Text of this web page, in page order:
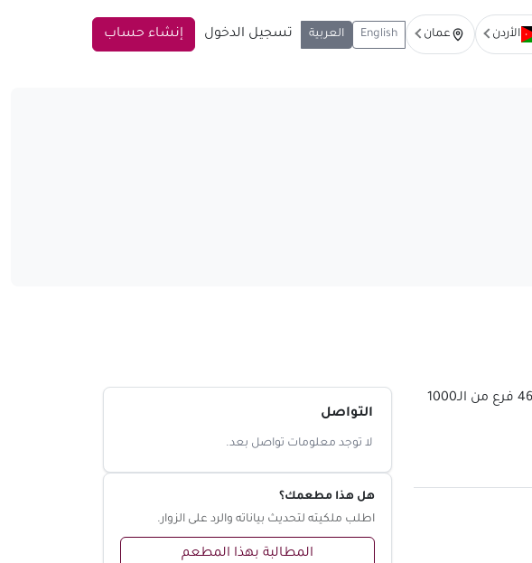
الأردن عمان English العربية تسجيل الدخول إنشاء حساب
هي شركة أسترالية مختصة بالقهوة ومنتجاتها, يوجد لها أكثر من 1000 فرع في 39 دولة حول العالم (460 فرع من الـ1000
التواصل
لا توجد معلومات تواصل بعد.
هل هذا مطعمك؟
اطلب ملكيته لتحديث بياناته والرد على الزوار.
المطالبة بهذا المطعم